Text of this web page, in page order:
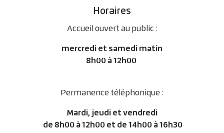
Horaires
Accueil ouvert au public :
mercredi et samedi matin
8h00 à 12h00
Permanence téléphonique :
Mardi, jeudi et vendredi
de8h00 à 12h00 et de 14h00 à 16h30